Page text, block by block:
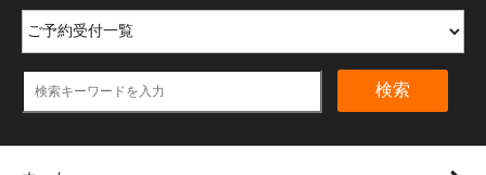
検索